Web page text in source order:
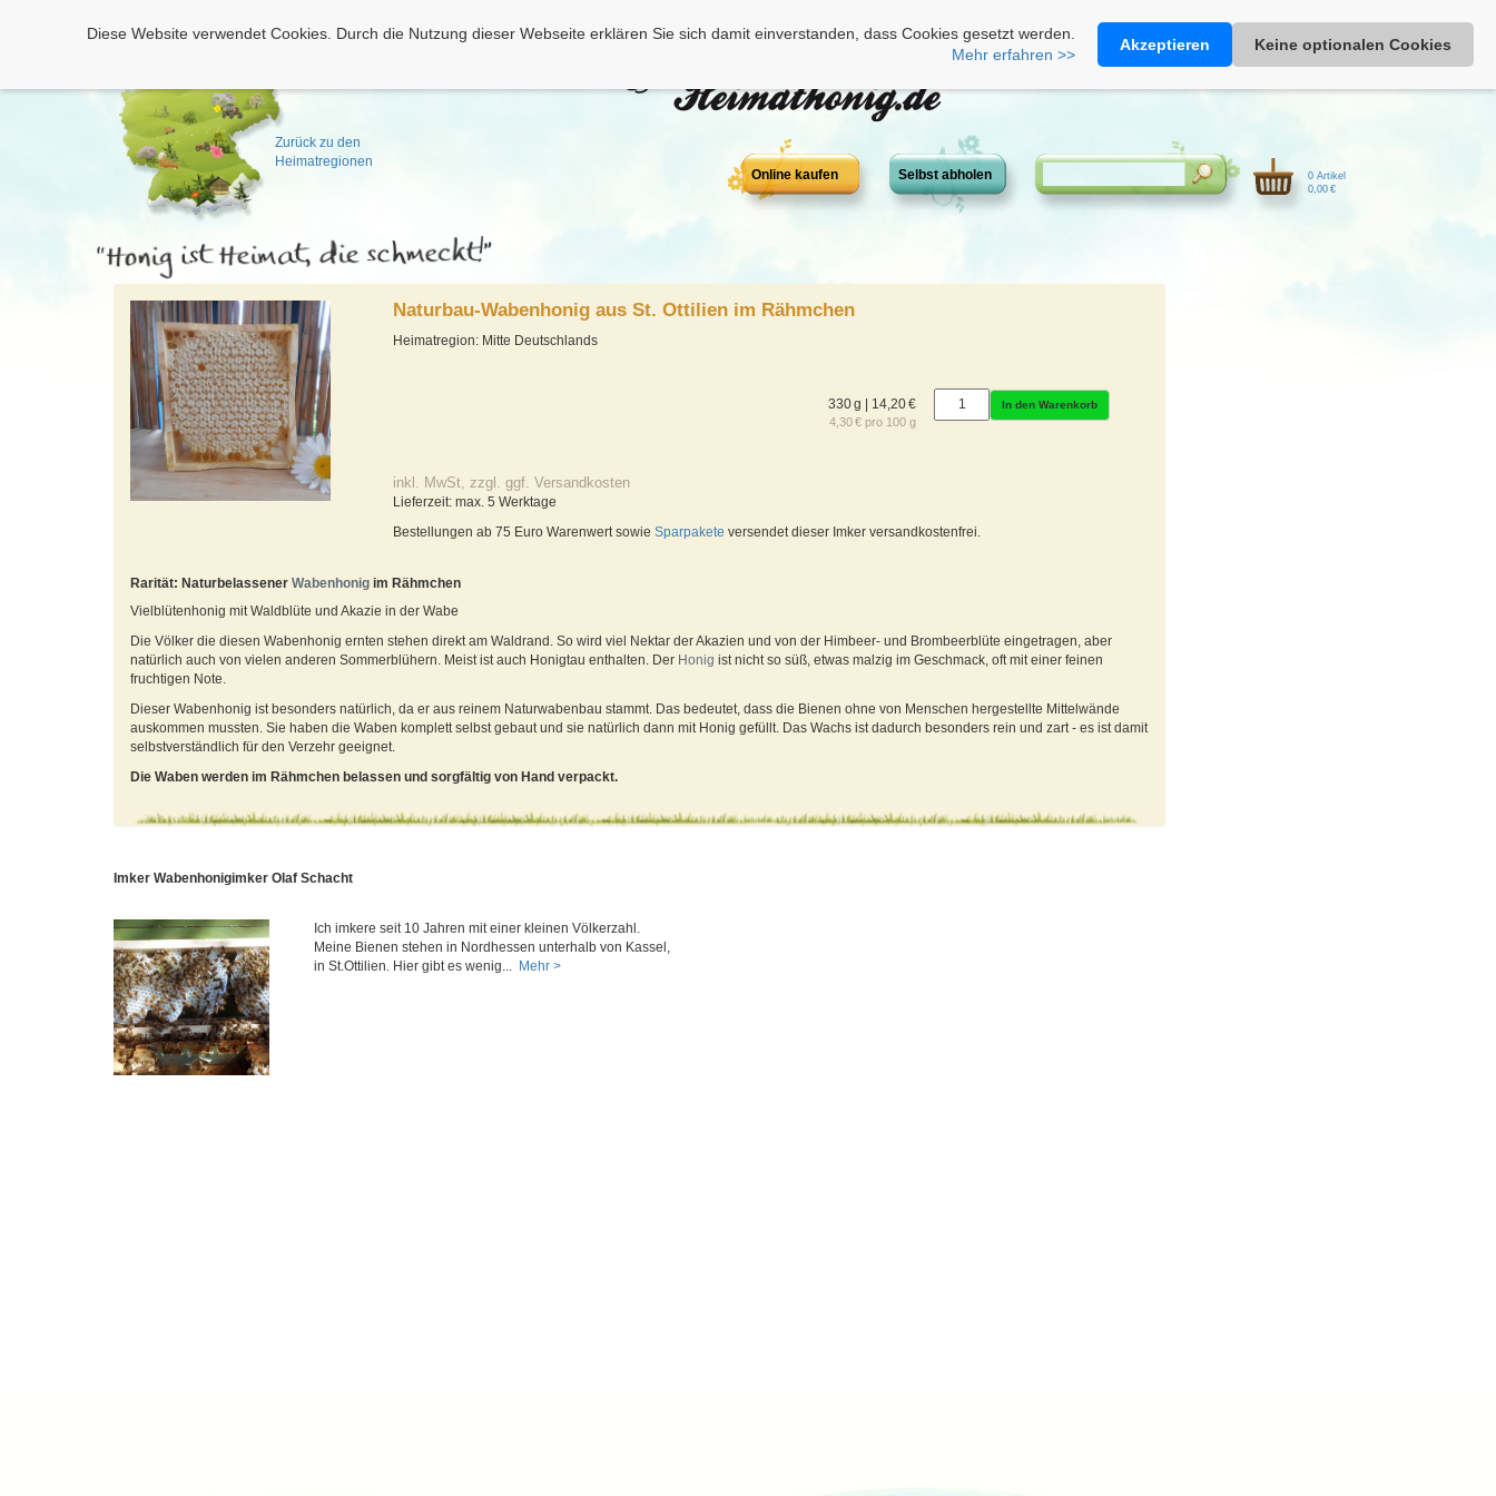
Zurück zu den
Heimatregionen
Heimathonig auf Facebook|Kunden-Login|Warenkorb
Diese Website verwendet Cookies. Durch die Nutzung dieser Webseite erklären Sie sich damit einverstanden, dass Cookies gesetzt werden.
Mehr erfahren >>
Akzeptieren Keine optionalen Cookies
Online kaufen Selbst abholen
0 Artikel
0,00 €
Naturbau-Wabenhonig aus St. Ottilien im Rähmchen
Heimatregion: Mitte Deutschlands
330 g | 14,20 €
4,30 € pro 100 g
In den Warenkorb
inkl. MwSt, zzgl. ggf. Versandkosten
Lieferzeit: max. 5 Werktage
Bestellungen ab 75 Euro Warenwert sowieSparpakete versendet dieser Imker versandkostenfrei.
Rarität: Naturbelassener Wabenhonig im Rähmchen
Vielblütenhonig mit Waldblüte und Akazie in der Wabe
Die Völker die diesen Wabenhonig ernten stehen direkt am Waldrand. So wird viel Nektar der Akazien und von der Himbeer- und Brombeerblüte eingetragen, aber
natürlich auch von vielen anderen Sommerblühern. Meist ist auch Honigtau enthalten. Der Honig ist nicht so süß, etwas malzig im Geschmack, oft mit einer feinen
fruchtigen Note.
Dieser Wabenhonig ist besonders natürlich, da er aus reinem Naturwabenbau stammt. Das bedeutet, dass die Bienen ohne von Menschen hergestellte Mittelwände
auskommen mussten. Sie haben die Waben komplett selbst gebaut und sie natürlich dann mit Honig gefüllt. Das Wachs ist dadurch besonders rein und zart - es ist damit
selbstverständlich für den Verzehr geeignet.
Die Waben werden im Rähmchen belassen und sorgfältig von Hand verpackt.
Imker Wabenhonigimker Olaf Schacht
Ich imkere seit 10 Jahren mit einer kleinen Völkerzahl.
Meine Bienen stehen in Nordhessen unterhalb von Kassel,
in St.Ottilien. Hier gibt es wenig... Mehr >